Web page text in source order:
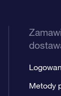
Metody